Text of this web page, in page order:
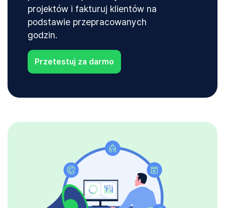
projektów i fakturuj klientów na
podstawie przepracowanych
godzin.
Przetestuj za darmo